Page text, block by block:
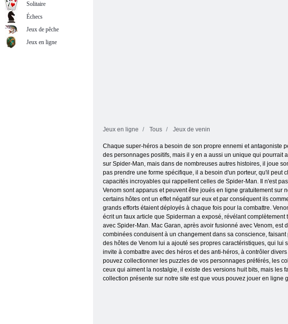
Jeux en ligne Tous Jeux de venin
Chaque super-héros a besoin de son propre ennemi et antagoniste
des personnages positifs, mais il y en a aussi un unique qui pourrait
sur Spider-Man, mais dans de nombreuses autres histoires, il joue
pas prendre une forme spécifique, il a besoin d'un porteur, qu'il peut
capacités incroyables qui rappellent celles de Spider-Man. Il n'est
Venom sont apparus et peuvent être joués en ligne gratuitement
certains hôtes ont un effet négatif sur eux et par conséquent ils
grands efforts étaient déployés à chaque fois pour la combattre.
écrit un faux article que Spiderman a exposé, révélant
avec Spider-Man. Mac Garan, après avoir fusionné avec Venom,
combinées conduisent à un changement dans sa conscience,
des hôtes de Venom lui a ajouté ses propres caractéristiques, qui
invite à combattre avec des héros et des anti-héros, à contrôler
pouvez collectionner les puzzles de vos personnages préférés, les
ceux qui aiment la nostalgie, il existe des versions huit bits, mais
collection présente sur notre site est que vous pouvez jouer en ligne
Solitaire
Échecs
Jeux de pêche
Jeux en ligne